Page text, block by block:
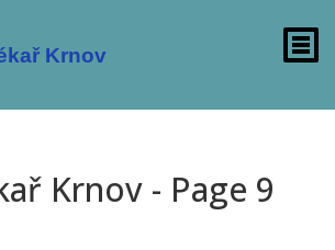
Krnov - Page 9